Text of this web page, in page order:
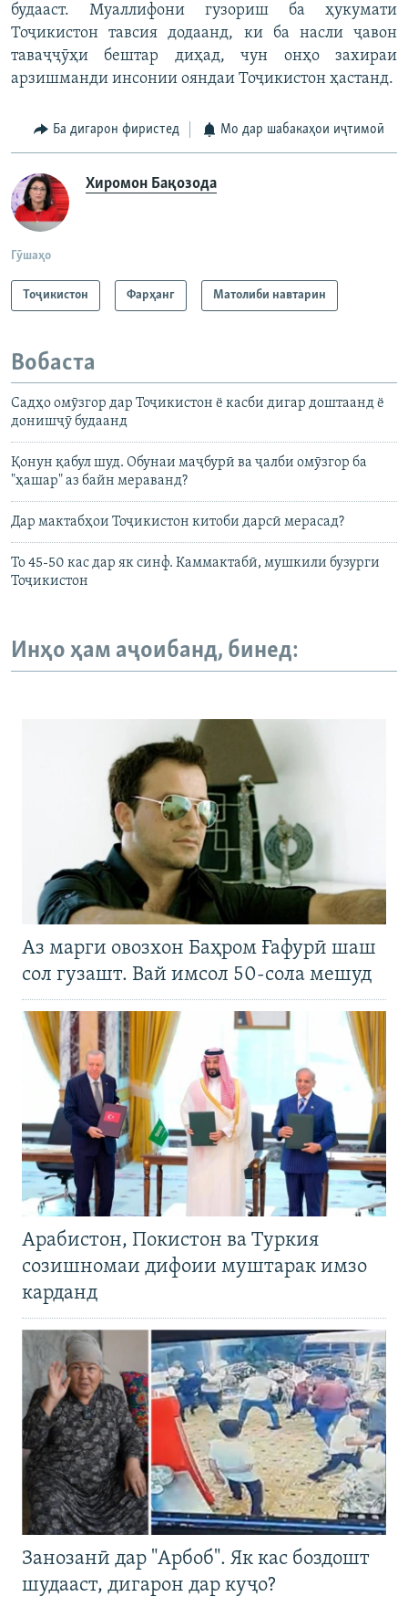
будааст. Муаллифони гузориш ба ҳукумати
Тоҷикистон тавсия додаанд, ки ба насли ҷавон
таваҷҷӯҳи бештар диҳад, чун онҳо захираи
арзишманди инсонии ояндаи Тоҷикистон ҳастанд.
Ба дигарон фиристед Мо дар шабакаҳои иҷтимоӣ
Хиромон Бақозода
Гӯшаҳо
Тоҷикистон Фарҳанг Матолиби навтарин
Вобаста
Садҳо омӯзгор дар Тоҷикистон ё касби дигар доштаанд ё
донишҷӯ будаанд
Қонун қабул шуд. Обунаи маҷбурӣ ва ҷалби омӯзгор ба
"ҳашар" аз байн мераванд?
Дар мактабҳои Тоҷикистон китоби дарсӣ мерасад?
То 45-50 кас дар як синф. Каммактабӣ, мушкили бузурги
Тоҷикистон
Инҳо ҳам аҷоибанд, бинед:
Аз марги овозхон Баҳром Ғафурӣ шаш
сол гузашт. Вай имсол 50-сола мешуд
Арабистон, Покистон ва Туркия
созишномаи дифоии муштарак имзо
карданд
Занозанӣ дар "Арбоб". Як кас боздошт
шудааст, дигарон дар куҷо?